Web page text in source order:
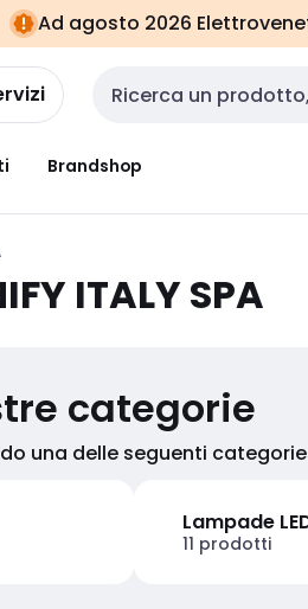
Ad agosto 2026
Cerca input
Brandshop
ITALY SPA
categorie
una delle seguenti categorie
Lampade
11 prodotti